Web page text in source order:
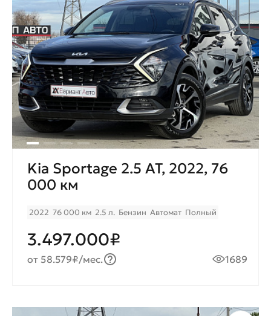
Kia Sportage 2.5 AT, 2022, 76
000 км
2022 76 000 км 2.5 л. Бензин Автомат Полный
3.497.000₽
от 58.579₽/мес. 1689